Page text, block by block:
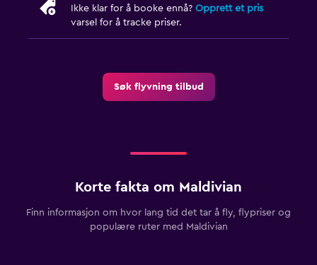
Ikke klar for å booke ennå? Opprett et pris
varsel for å tracke priser.
Søk flyvning tilbud
Korte fakta om Maldivian
Finn informasjon om hvor lang tid det tar å fly, flypriser og
populære ruter med Maldivian